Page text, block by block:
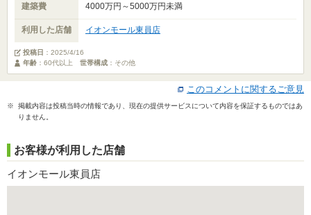
建築費 4000万円～5000万円未満
利用した店舗 イオンモール東員店
投稿日 ： 2025/4/16
年齢 ：60代以上 世帯構成 ：その他
このコメントに関するご意見
※ 掲載内容は投稿当時の情報であり、現在の提供サービスについて内容を保証するものではあ
りません。
お客様が利用した店舗
イオンモール東員店